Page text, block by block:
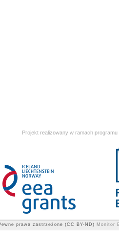
Projekt realizowany w ramach
prawa zastrzeżone (CC BY-ND) Monitor